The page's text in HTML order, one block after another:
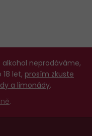
neprodáváme,
let, prosím zkuste
a limonády.
.